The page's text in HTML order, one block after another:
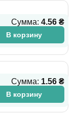
Сумма: 4.56 ₴
В корзину
Сумма: 1.56 ₴
В корзину